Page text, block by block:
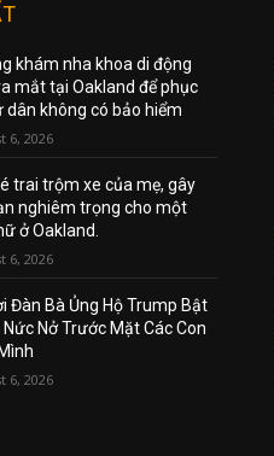
khám nha khoa di động
mắt tại Oakland để phục
dân không có bảo hiểm
6, 2026
trai trộm xe của mẹ, gây
nghiêm trọng cho một
ở Oakland.
6, 2026
Đàn Bà Ủng Hộ Trump Bật
Nức Nở Trước Mặt Các Con
6, 2026